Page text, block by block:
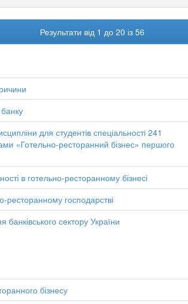
Результати від 1 до 20 із 56
для студентів спеціальності 241
«Готельно-ресторанний бізнес» першого
в готельно-ресторанному бізнесі
ресторанному господарстві
сектору України
бізнесу